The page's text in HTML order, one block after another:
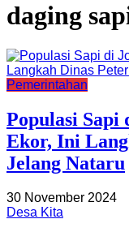
daging
Pemerintahan
Populasi Sapi
Ekor, Ini
Jelang Nataru
30 November 2024
Desa Kita